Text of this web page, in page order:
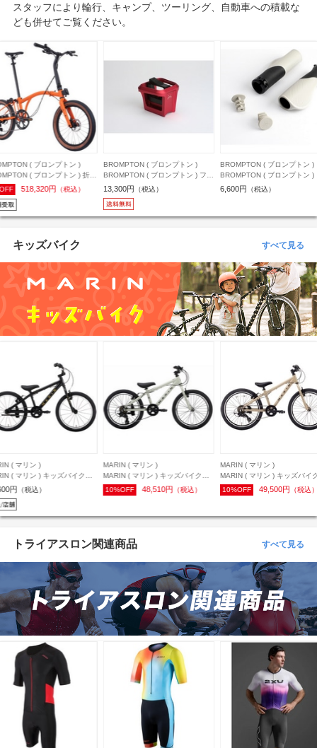
スタッフにより輪行、キャンプ、ツーリング、自動車への積載な
ども併せてご覧ください。
( ブロンプトン )
( ブロンプトン ) フレ
小物 FORGED FRONT
BLOCK ( フォージド フ
ト キャリア ブロック ) レッド
円（税込）
BROMPTON ( ブロンプトン )
BROMPTON ( ブロンプトン ) グリ
ップ ERGONOMIC GRIPS ( エル
6,600円 （税込）
BROMPTON ( ブロンプト
BROMPTON ( ブロンプト
ットペダル SUPERLIGHT
レンジ
16,590円（税込）
キッズバイク すべて見る
( マリン )
( マリン ) キッズバイク
JR 20 6S ( ドンキージュ
サイズ (身長目安110-130cm)
48,510円
MARIN ( マリン )
MARIN ( マリン ) キッズバイク
DONKY JR 22 6S ( ドンキージュ
ニア 22 6スピード ) マットモカ ワ
10%OFF 49,500円（税込）
MARIN ( マリン )
MARIN ( マリン ) キッズバ
DONKY JR 22 6S ( ドンキ
ニア 22 6スピード ) 限定色
115-135cm)
57,200円 （税込）
トライアスロン関連商品 すべて見る